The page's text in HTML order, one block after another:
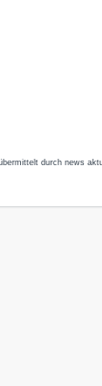
durch news